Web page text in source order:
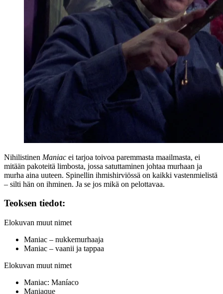
Nihilistinen Maniac ei tarjoa toivoa paremmasta maailmasta, ei
mitään pakoteitä limbosta, jossa satuttaminen johtaa murhaan ja
murha aina uuteen. Spinellin ihmishirviössä on kaikki vastenmielistä
– silti hän on ihminen. Ja se jos mikä on pelottavaa.
Teoksen tiedot:
Elokuvan muut nimet
Maniac – nukkemurhaaja
Maniac – vaanii ja tappaa
Elokuvan muut nimet
Maniac: Maníaco
Maniaque